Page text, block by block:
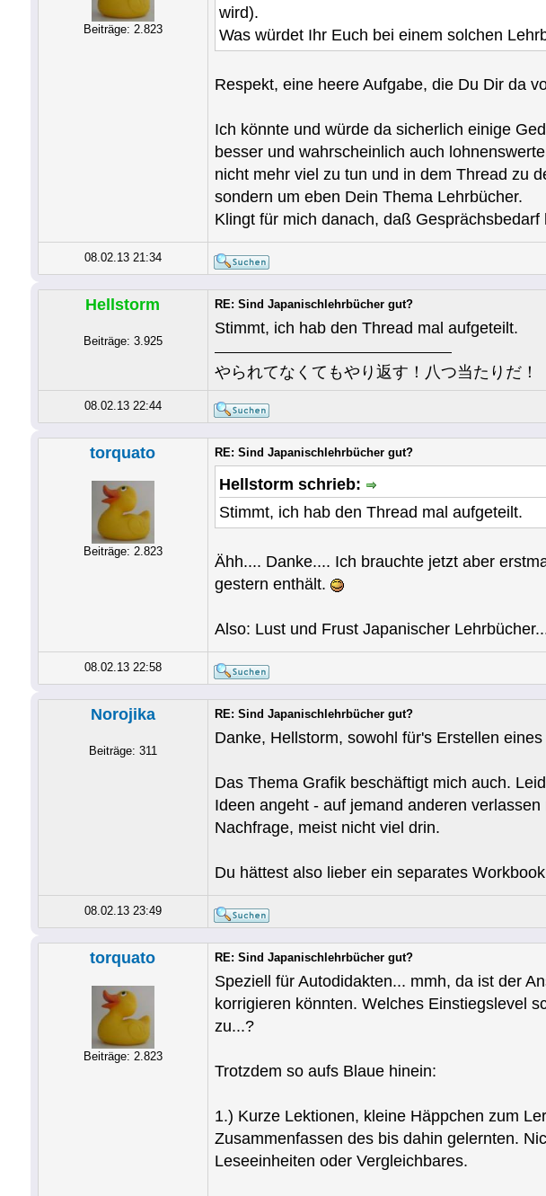
Beiträge: 2.823
wird).
Was würdet Ihr Euch bei einem solchen
Respekt, eine heere Aufgabe, die Du Dir da
Ich könnte und würde da sicherlich einige
besser und wahrscheinlich auch
nicht mehr viel zu tun und in dem Thread zu
sondern um eben Dein Thema Lehrbücher.
Klingt für mich danach, daß
08.02.13 21:34
Hellstorm
Beiträge: 3.925
RE: Sind Japanischlehrbücher gut?
Stimmt, ich hab den Thread mal aufgeteilt.
やられてなくてもやり返す！八つ当たりだ！
08.02.13 22:44
torquato
Beiträge: 2.823
RE: Sind Japanischlehrbücher gut?
Hellstorm schrieb:
Stimmt, ich hab den Thread mal aufgeteilt.
Ähh.... Danke.... Ich brauchte jetzt aber
gestern enthält.
Also: Lust und Frust Japanischer
08.02.13 22:58
Norojika
Beiträge: 311
RE: Sind Japanischlehrbücher gut?
Danke, Hellstorm, sowohl für's Erstellen
Das Thema Grafik beschäftigt mich auch.
Ideen angeht - auf jemand anderen
Nachfrage, meist nicht viel drin.
Du hättest also lieber ein separates
08.02.13 23:49
torquato
Beiträge: 2.823
RE: Sind Japanischlehrbücher gut?
Speziell für Autodidakten... mmh, da ist der
korrigieren könnten. Welches Einstiegslevel
zu...?
Trotzdem so aufs Blaue hinein:
1.) Kurze Lektionen, kleine Häppchen zum
Zusammenfassen des bis dahin gelernten.
Leseeinheiten oder Vergleichbares.